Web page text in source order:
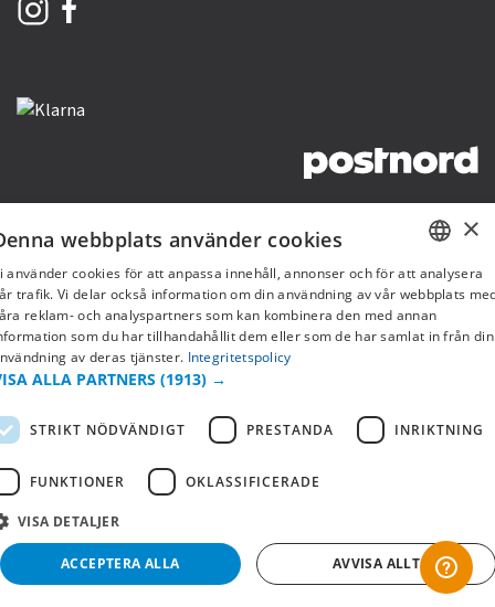
SWEDISH
FI
×
webbplats använder cookies
använder cookies för att anpassa innehåll, annonser och för att analysera
trafik. Vi delar också information om din användning av vår webbplats
reklam- och analyspartners som kan kombinera den med annan
som du har tillhandahållit dem eller som de har samlat in från din
av deras tjänster. Integritetspolicy
ALLA PARTNERS (1913) →
STRIKT NÖDVÄNDIGT PRESTANDA INRIKTNING
FUNKTIONER OKLASSIFICERADE
VISA DETALJER
ACCEPTERA ALLA AVVISA ALLT